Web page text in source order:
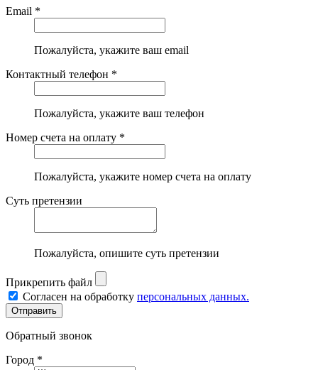
Email *
Пожалуйста, укажите ваш email
Контактный телефон *
Пожалуйста, укажите ваш телефон
Номер счета на оплату *
Пожалуйста, укажите номер счета на оплату
Суть претензии
Пожалуйста, опишите суть претензии
Прикрепить файл
Согласен на обработку персональных данных.
Обратный звонок
Город *